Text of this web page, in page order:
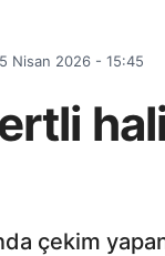
Nisan 2026 - 15:45
çekim